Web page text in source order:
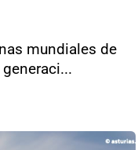
mundiales de